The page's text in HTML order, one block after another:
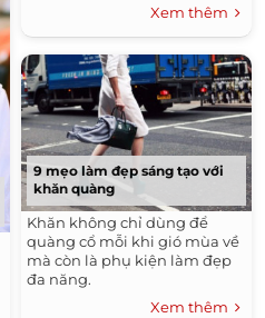
Xem thêm
9 mẹo làm đẹp sáng tạo với
khăn quàng
Khăn không chỉ dùng để
quàng cổ mỗi khi gió mùa về
mà còn là phụ kiện làm đẹp
đa năng.
Xem thêm